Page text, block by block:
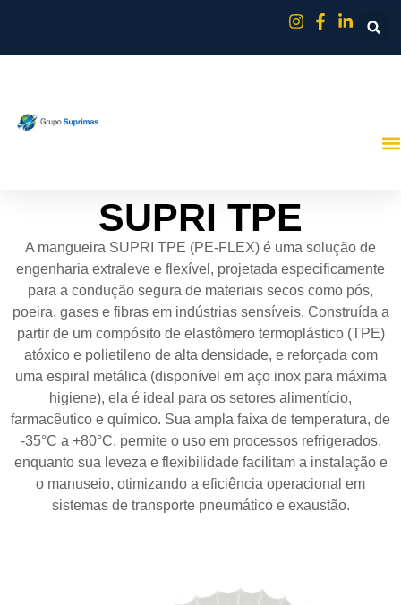
SUPRI TPE
A mangueira SUPRI TPE (PE-FLEX) é uma solução de
engenharia extraleve e flexível, projetada especificamente
para a condução segura de materiais secos como pós,
poeira, gases e fibras em indústrias sensíveis. Construída a
partir de um compósito de elastômero termoplástico (TPE)
atóxico e polietileno de alta densidade, e reforçada com
uma espiral metálica (disponível em aço inox para máxima
higiene), ela é ideal para os setores alimentício,
farmacêutico e químico. Sua ampla faixa de temperatura, de
-35°C a +80°C, permite o uso em processos refrigerados,
enquanto sua leveza e flexibilidade facilitam a instalação e
o manuseio, otimizando a eficiência operacional em
sistemas de transporte pneumático e exaustão.